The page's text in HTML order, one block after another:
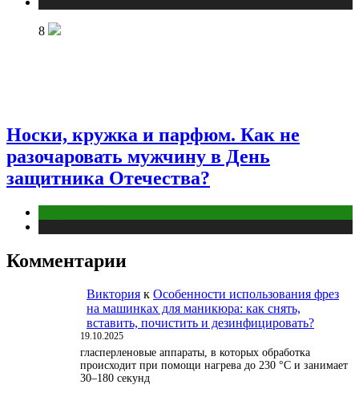
8
Носки, кружка и парфюм. Как не
разочаровать мужчину в День
защитника Отечества?
Комментарии
Виктория к Особенности использования фрез
на машинках для маникюра: как снять,
вставить, почистить и дезинфицировать?
19.10.2025
гласперленовые аппараты, в которых обработка
происходит при помощи нагрева до 230 °С и занимает
30–180 секунд